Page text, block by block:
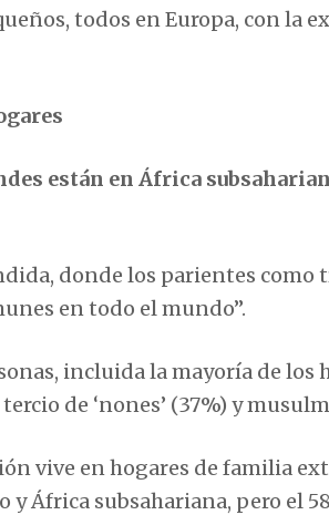
todos en Europa, con la
están en África
donde los parientes como
en todo el mundo”.
incluida la mayoría de los
de ‘nones’ (37%) y
vive en hogares de familia
África subsahariana, pero el